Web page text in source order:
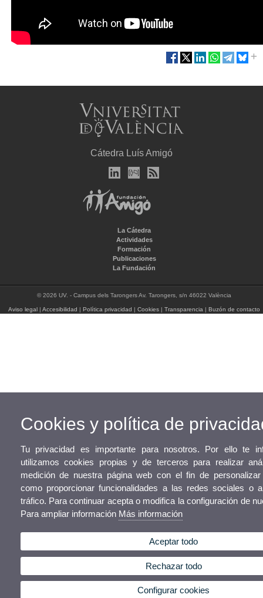
Cátedra Luís Amigó
La Cátedra
Actividades
Formación
Publicaciones
La Fundación
© 2026 UV. - Campus dels Tarongers Av. Tarongers, s/n 46022 València
Aviso legal |Accesibilidad |Política privacidad |Cookies |Transparencia |Buzón de contacto
Cookies y política de
Tu privacidad es importante para nosotros. Por ello te
utilizamos cookies propias y de terceros para realizar
medición de nuestra página web con el fin de personalizar
como proporcionar funcionalidades a las redes sociales o
tráfico. Para continuar acepta o modifica la configuración de
Para ampliar información Más información
Aceptar todo
Rechazar todo
Configurar cookies